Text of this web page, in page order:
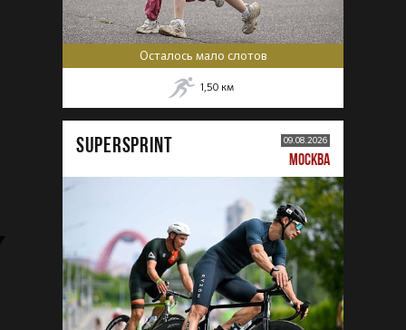
Осталось мало слотов
1,50 км
SUPERSPRINT 09.08.2026
МОСКВА